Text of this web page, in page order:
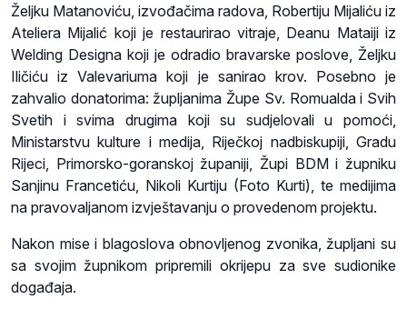
Željku Matanoviću, izvođačima radova, Robertiju Mijaliću iz
Ateliera Mijalić koji je restaurirao vitraje, Deanu Mataiji iz
Welding Designa koji je odradio bravarske poslove, Željku
Iličiću iz Valevariuma koji je sanirao krov. Posebno je
zahvalio donatorima: župljanima Župe Sv. Romualda i Svih
Svetih i svima drugima koji su sudjelovali u pomoći,
Ministarstvu kulture i medija, Riječkoj nadbiskupiji, Gradu
Rijeci, Primorsko-goranskoj županiji, Župi BDM i župniku
Sanjinu Francetiću, Nikoli Kurtiju (Foto Kurti), te medijima
na pravovaljanom izvještavanju o provedenom projektu.
Nakon mise i blagoslova obnovljenog zvonika, župljani su
sa svojim župnikom pripremili okrijepu za sve sudionike
događaja.